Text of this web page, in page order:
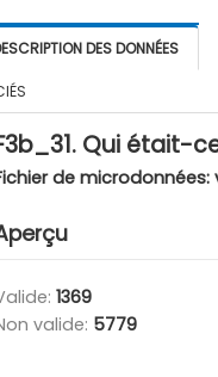
DES DONNÉES
Qui était-
de microdonnées:
1369
valide: 5779